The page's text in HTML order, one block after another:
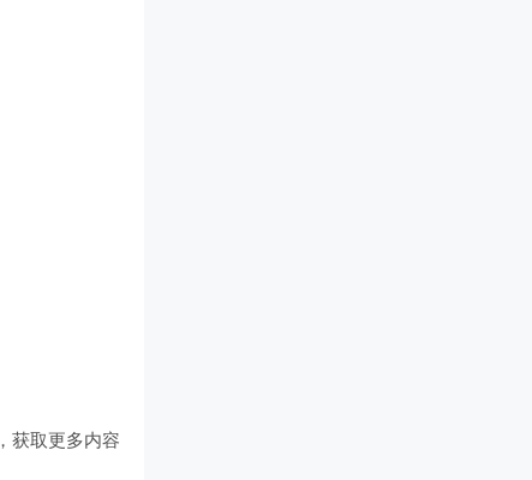
，获取更多内容